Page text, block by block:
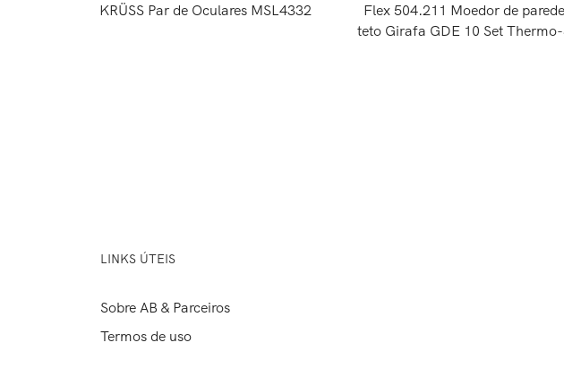
KRÜSS Par de Oculares MSL4332
Flex 504.211 Moedor de
teto Girafa GDE 10 Set
LINKS ÚTEIS
Sobre AB & Parceiros
Termos de uso